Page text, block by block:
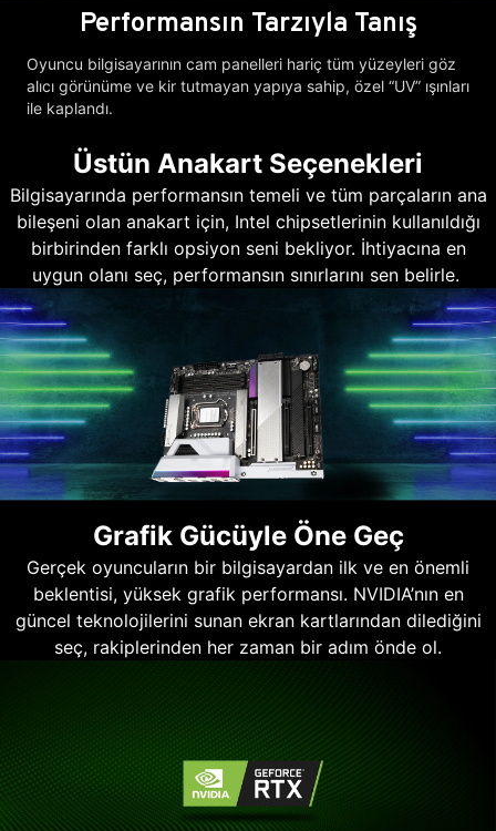
Performansın Tarzıyla Tanış
Oyuncu bilgisayarının cam panelleri hariç tüm yüzeyleri göz
alıcı görünüme ve kir tutmayan yapıya sahip, özel “UV” ışınları
ile kaplandı.
Üstün Anakart Seçenekleri
Bilgisayarında performansın temeli ve tüm parçaların ana
bileşeni olan anakart için, Intel chipsetlerinin kullanıldığı
birbirinden farklı opsiyon seni bekliyor. İhtiyacına en
uygun olanı seç, performansın sınırlarını sen belirle.
Grafik Gücüyle Öne Geç
Gerçek oyuncuların bir bilgisayardan ilk ve en önemli
beklentisi, yüksek grafik performansı. NVIDIA’nın en
güncel teknolojilerini sunan ekran kartlarından dilediğini
seç, rakiplerinden her zaman bir adım önde ol.